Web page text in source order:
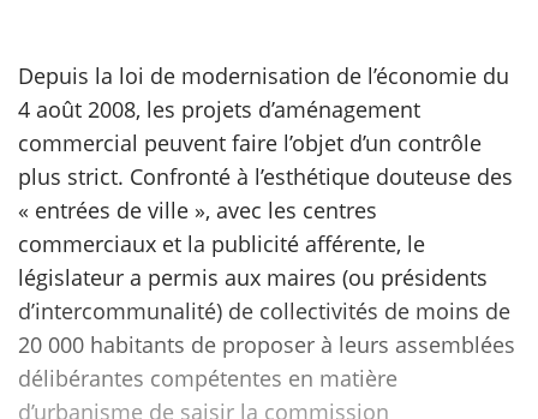
Depuis la loi de modernisation de l’économie du
4 août 2008, les projets d’aménagement
commercial peuvent faire l’objet d’un contrôle
plus strict. Confronté à l’esthétique douteuse des
« entrées de ville », avec les centres
commerciaux et la publicité afférente, le
législateur a permis aux maires (ou présidents
d’intercommunalité) de collectivités de moins de
20 000 habitants de proposer à leurs assemblées
délibérantes compétentes en matière
d’urbanisme de saisir la commission